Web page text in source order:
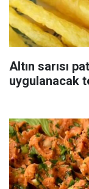
Altın sarısı
uygulanacak